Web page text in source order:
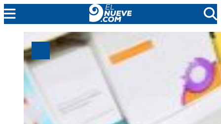
MENDOZA
CADA DÍA
ARGENTINA
PROTAGONISTAS
EL NUEVE STREAMS